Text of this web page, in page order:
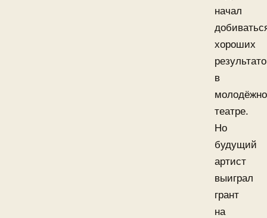
начал
хороших
в
театре.
Но
будущий
артист
выиграл
грант
на